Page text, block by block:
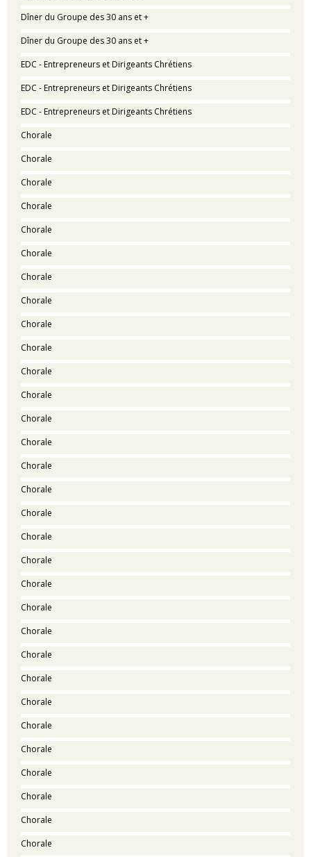
Dîner du Groupe des 30 ans et +
Dîner du Groupe des 30 ans et +
EDC - Entrepreneurs et Dirigeants Chrétiens
EDC - Entrepreneurs et Dirigeants Chrétiens
EDC - Entrepreneurs et Dirigeants Chrétiens
Chorale
Chorale
Chorale
Chorale
Chorale
Chorale
Chorale
Chorale
Chorale
Chorale
Chorale
Chorale
Chorale
Chorale
Chorale
Chorale
Chorale
Chorale
Chorale
Chorale
Chorale
Chorale
Chorale
Chorale
Chorale
Chorale
Chorale
Chorale
Chorale
Chorale
Chorale